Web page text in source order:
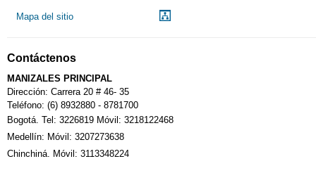
Mapa del sitio
Contáctenos
MANIZALES PRINCIPAL
Dirección: Carrera 20 # 46- 35
Teléfono: (6) 8932880 - 8781700
Bogotá. Tel: 3226819 Móvil: 3218122468
Medellín: Móvil: 3207273638
Chinchiná. Móvil: 3113348224